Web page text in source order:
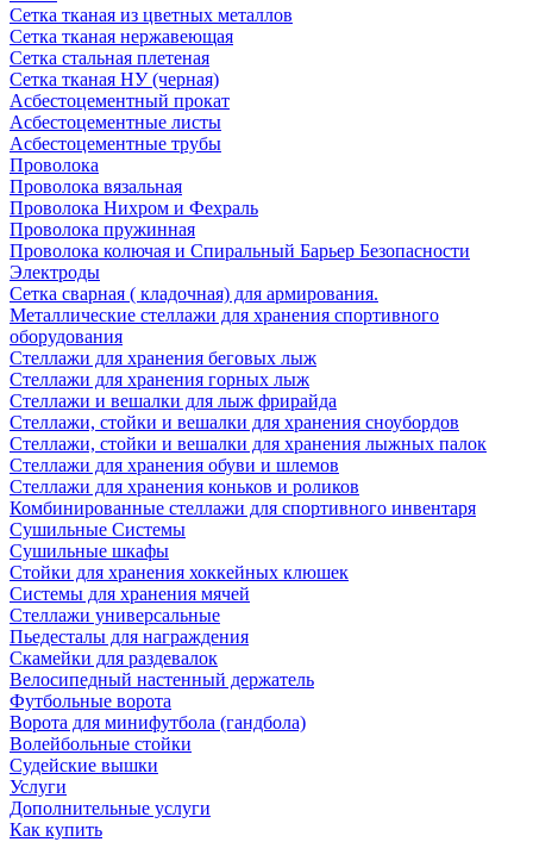
Сетка тканая из цветных металлов
Сетка тканая нержавеющая
Сетка стальная плетеная
Сетка тканая НУ (черная)
Асбестоцементный прокат
Асбестоцементные листы
Асбестоцементные трубы
Проволока
Проволока вязальная
Проволока Нихром и Фехраль
Проволока пружинная
Проволока колючая и Спиральный Барьер Безопасности
Электроды
Сетка сварная ( кладочная) для армирования.
Металлические стеллажи для хранения спортивного
оборудования
Стеллажи для хранения беговых лыж
Стеллажи для хранения горных лыж
Стеллажи и вешалки для лыж фрирайда
Стеллажи, стойки и вешалки для хранения сноубордов
Стеллажи, стойки и вешалки для хранения лыжных палок
Стеллажи для хранения обуви и шлемов
Стеллажи для хранения коньков и роликов
Комбинированные стеллажи для спортивного инвентаря
Сушильные Системы
Сушильные шкафы
Стойки для хранения хоккейных клюшек
Системы для хранения мячей
Стеллажи универсальные
Пьедесталы для награждения
Скамейки для раздевалок
Велосипедный настенный держатель
Футбольные ворота
Ворота для минифутбола (гандбола)
Волейбольные стойки
Судейские вышки
Услуги
Дополнительные услуги
Как купить